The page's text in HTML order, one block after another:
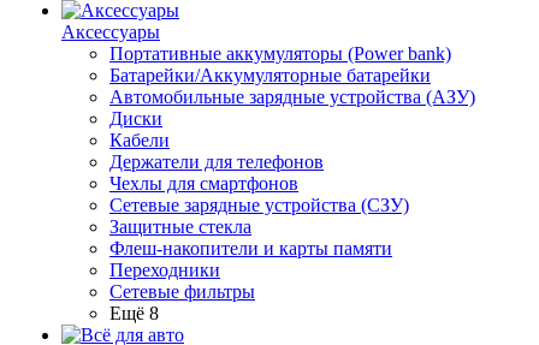
Аксессуары
Портативные аккумуляторы (Power bank)
Батарейки/Аккумуляторные батарейки
Автомобильные зарядные устройства (АЗУ)
Диски
Кабели
Держатели для телефонов
Чехлы для смартфонов
Сетевые зарядные устройства (СЗУ)
Защитные стекла
Флеш-накопители и карты памяти
Переходники
Сетевые фильтры
Ещё 8